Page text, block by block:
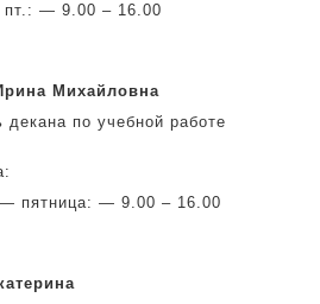
пт.: — 9.00 – 16.00
Михайловна
декана по учебной работе
— пятница: — 9.00 – 16.00